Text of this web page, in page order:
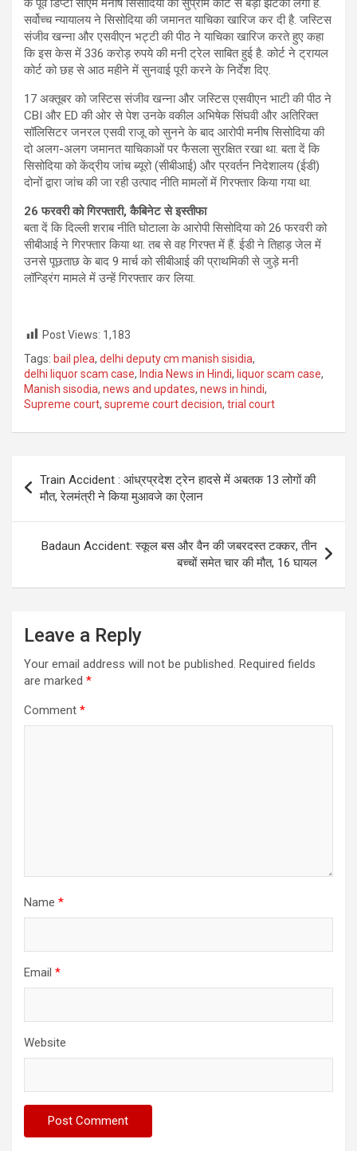
के पूर्व डिप्‍टी सीएम मनीष सिसोदिया को सुप्रीम कोर्ट से बड़ा झटका लगा है.
सर्वोच्‍च न्‍यायालय ने सिसोदिया की जमानत याचिका खारिज कर दी है. जस्टिस
संजीव खन्‍ना और एसवीएन भट्टी की पीठ ने याचिका खारिज करते हुए कहा
कि इस केस में 336 करोड़ रुपये की मनी ट्रेल साबित हुई है. कोर्ट ने ट्रायल
कोर्ट को छह से आठ महीने में सुनवाई पूरी करने के निर्देश दिए.
17 अक्तूबर को जस्टिस संजीव खन्ना और जस्टिस एसवीएन भाटी की पीठ ने
CBI और ED की ओर से पेश उनके वकील अभिषेक सिंघवी और अतिरिक्त
सॉलिसिटर जनरल एसवी राजू को सुनने के बाद आरोपी मनीष सिसोदिया की
दो अलग-अलग जमानत याचिकाओं पर फैसला सुरक्षित रखा था. बता दें कि
सिसोदिया को केंद्रीय जांच ब्यूरो (सीबीआई) और प्रवर्तन निदेशालय (ईडी)
दोनों द्वारा जांच की जा रही उत्पाद नीति मामलों में गिरफ्तार किया गया था.
26फरवरी को गिरफ्तारी,कैबिनेट से इस्तीफा
बता दें कि दिल्‍ली शराब नीति घोटाला के आरोपी सिसोदिया को 26 फरवरी को
सीबीआई ने गिरफ्तार किया था. तब से वह गिरफ्त में हैं. ईडी ने तिहाड़ जेल में
उनसे पूछताछ के बाद 9 मार्च को सीबीआई की प्राथमिकी से जुड़े मनी
लॉन्ड्रिंग मामले में उन्हें गिरफ्तार कर लिया.
Post Views: 1,183
Tags: bail plea, delhi deputy cm manish sisidia,
delhi liquor scam case, India News in Hindi, liquor scam case,
Manish sisodia, news and updates, news in hindi,
Supreme court, supreme court decision, trial court
navigation
Train Accident : आंध्रप्रदेश ट्रेन हादसे में अबतक 13 लोगों की
मौत, रेलमंत्री ने किया मुआवजे का ऐलान
Badaun Accident: स्कूल बस और वैन की जबरदस्त टक्कर, तीन
बच्चों समेत चार की मौत, 16 घायल
Leave a Reply
Your email address will not be published. Required fields
are marked *
Comment *
Name *
Email *
Website